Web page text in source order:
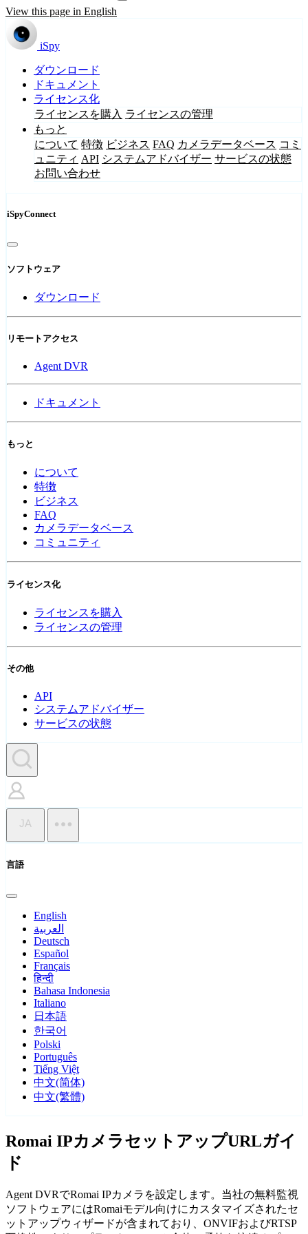
View this page in English
iSpy
ダウンロード
ドキュメント
ライセンス化
ライセンスを購入 ライセンスの管理
もっと
について 特徴 ビジネス FAQ カメラデータベース コミ
ュニティ API システムアドバイザー サービスの状態
お問い合わせ
iSpyConnect
ソフトウェア
ダウンロード
リモートアクセス
Agent DVR
ドキュメント
もっと
について
特徴
ビジネス
FAQ
カメラデータベース
コミュニティ
ライセンス化
ライセンスを購入
ライセンスの管理
その他
API
システムアドバイザー
サービスの状態
JA
言語
English
العربية
Deutsch
Español
Français
हिन्दी
Bahasa Indonesia
Italiano
日本語
한국어
Polski
Português
Tiếng Việt
中文(简体)
中文(繁體)
Romai IPカメラセットアップURLガイ
ド
Agent DVRでRomai IPカメラを設定します。当社の無料監視
ソフトウェアにはRomaiモデル向けにカスタマイズされたセ
ットアップウィザードが含まれており、ONVIFおよびRTSP